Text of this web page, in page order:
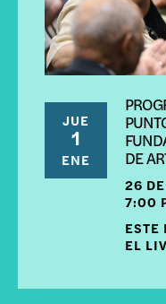
JUE
1
ENE
DE
26
7:00
ESTE
EL